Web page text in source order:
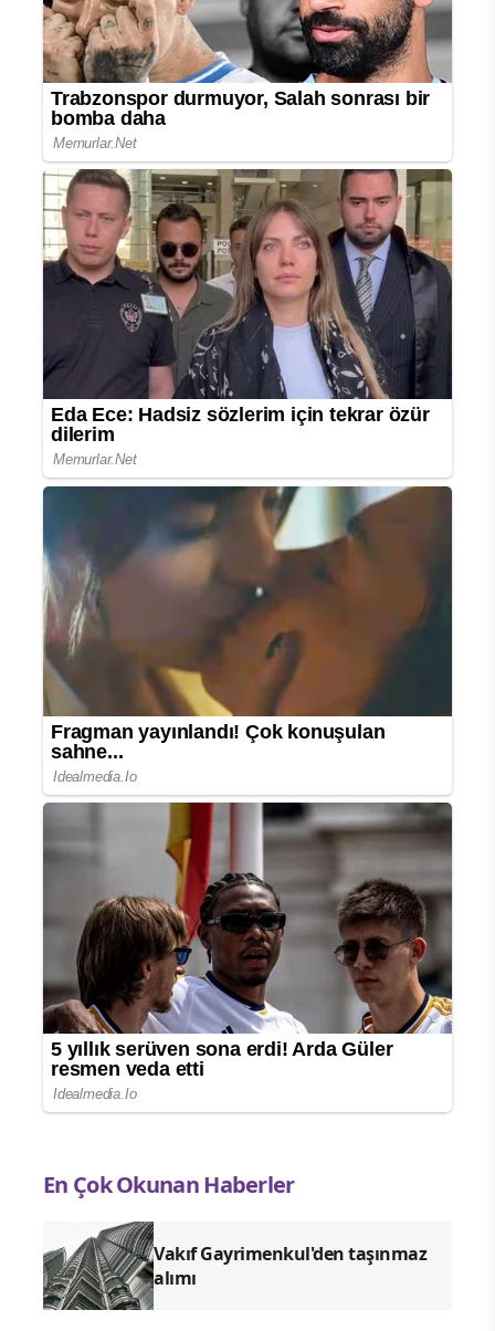
En Çok Okunan Haberler
Vakıf Gayrimenkul'den taşınmaz
alımı